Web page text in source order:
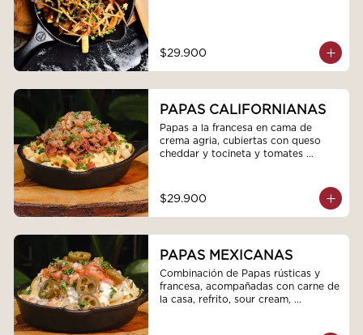
$29.900
PAPAS CALIFORNIANAS
Papas a la francesa en cama de
crema agria, cubiertas con queso
cheddar y tocineta y tomates
$29.900
PAPAS MEXICANAS
Combinación de Papas rústicas y
francesa, acompañadas con carne de
la casa, refrito, sour cream,